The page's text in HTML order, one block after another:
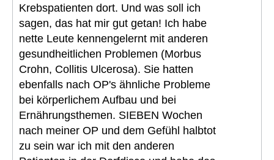
Krebspatienten dort. Und was soll ich
sagen, das hat mir gut getan! Ich habe
nette Leute kennengelernt mit anderen
gesundheitlichen Problemen (Morbus
Crohn, Collitis Ulcerosa). Sie hatten
ebenfalls nach OP's ähnliche Probleme
bei körperlichem Aufbau und bei
Ernährungsthemen. SIEBEN Wochen
nach meiner OP und dem Gefühl halbtot
zu sein war ich mit den anderen